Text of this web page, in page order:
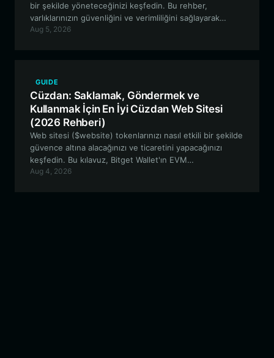
bir şekilde yöneteceğinizi keşfedin. Bu rehber,
varlıklarınızın güvenliğini ve verimliliğini sağlayarak
Solana'daki PEW ekosistemiyle etkileşimde bulunmak
Aug 5, 2026
GUIDE
Cüzdan: Saklamak, Göndermek ve
Kullanmak İçin En İyi Cüzdan Web Sitesi
(2026 Rehberi)
Web sitesi ($website) tokenlarınızı nasıl etkili bir şekilde
güvence altına alacağınızı ve ticaretini yapacağınızı
keşfedin. Bu kılavuz, Bitget Wallet'ın EVM
ekosistemindeki bu deneysel Meme token'ını yönetmek
Aug 4, 2026